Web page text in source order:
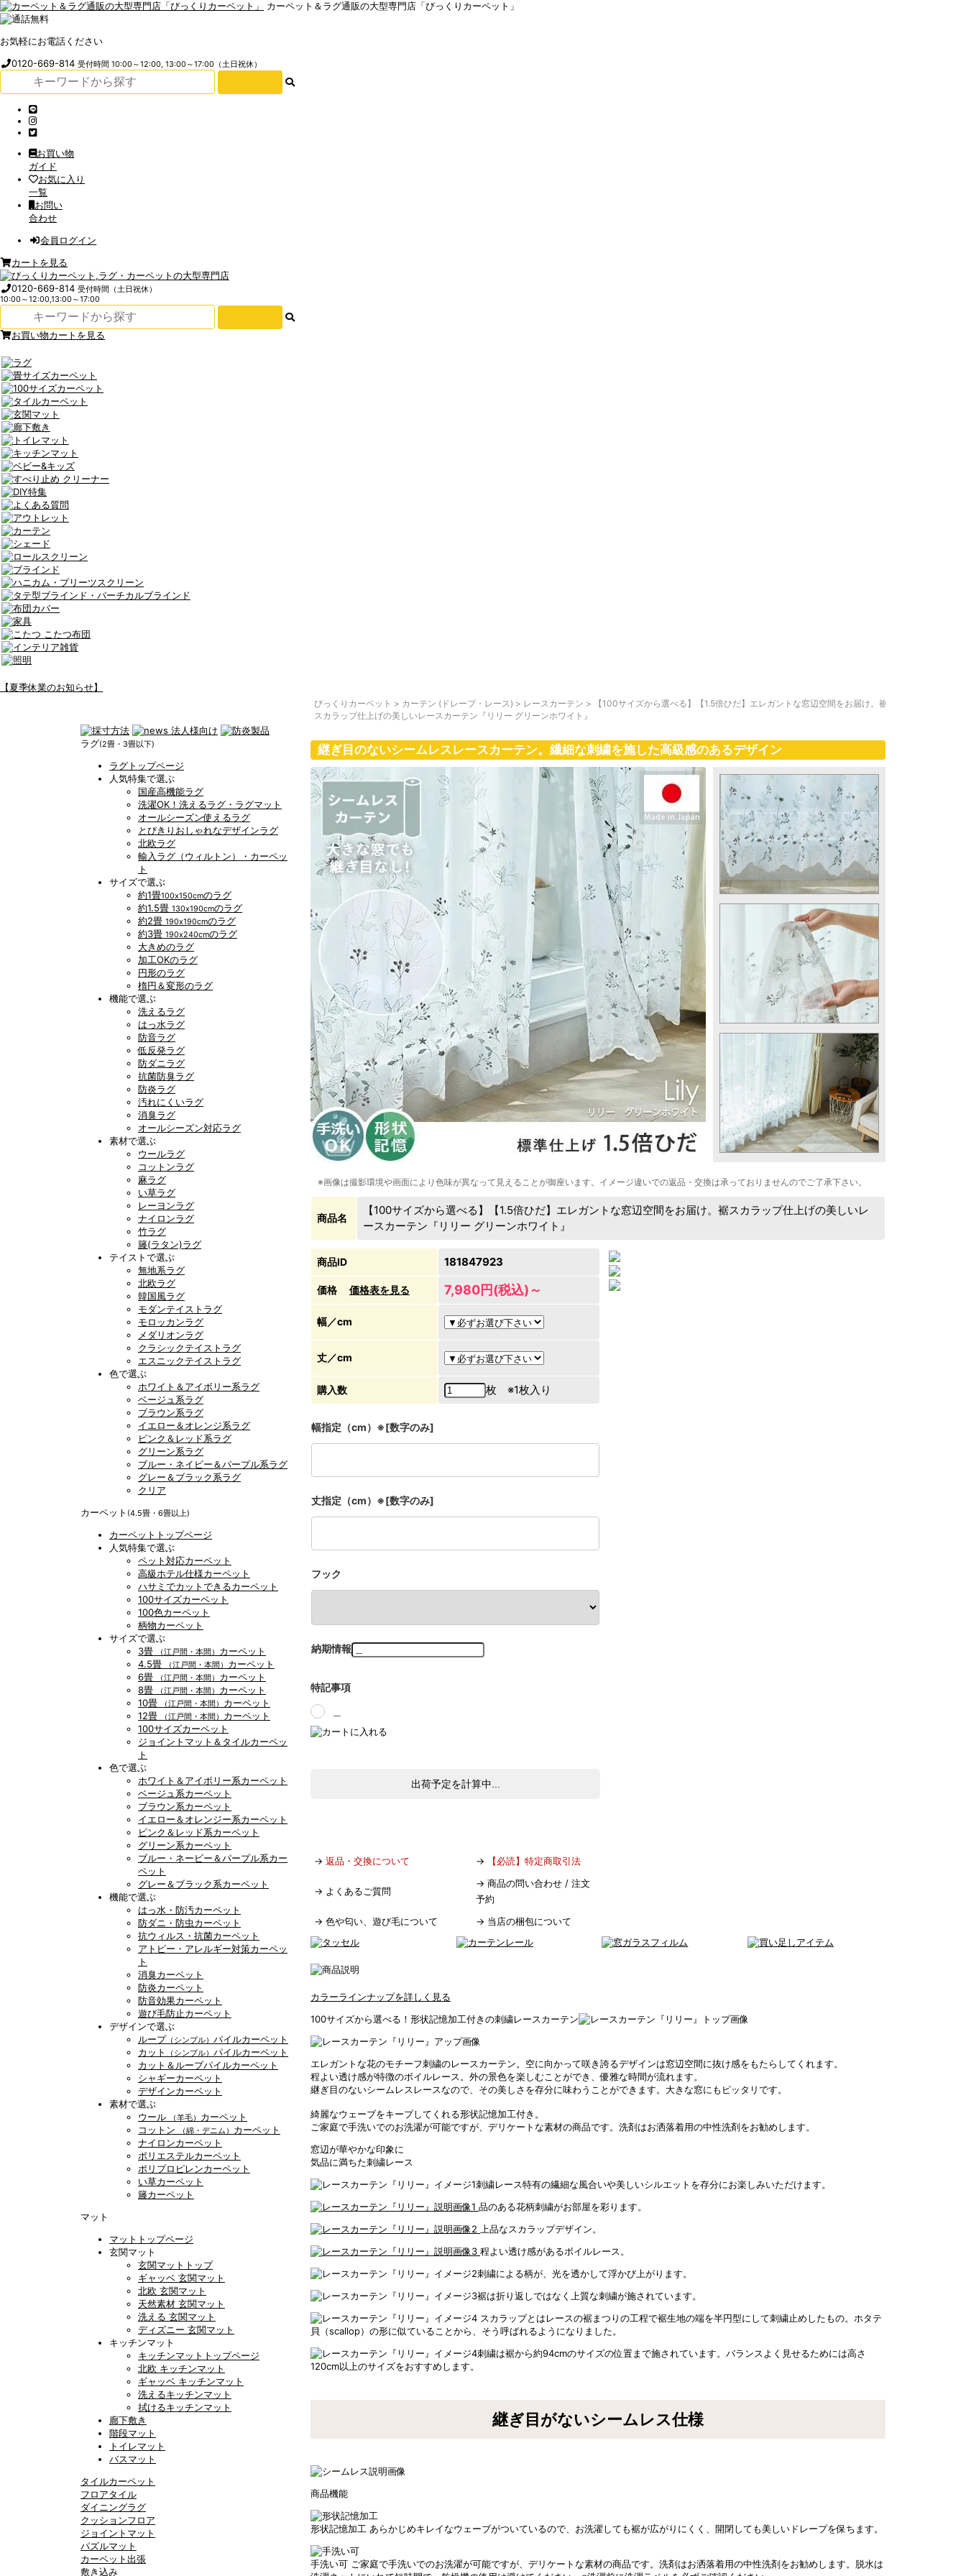
カーペット＆ラグ通販の大型専門店「びっくりカーペット」
お気軽にお電話ください
0120-669-814受付時間 10:00～12:00, 13:00～17:00（土日祝休）
お買い物
ガイド
お気に入り
一覧
お問い
合わせ
会員ログイン
カートを見る
0120-669-814受付時間（土日祝休）
10:00～12:00,13:00～17:00
お買い物カートを見る
【夏季休業のお知らせ】
ラグ(2畳・3畳以下)
ラグトップページ
人気特集で選ぶ
国産高機能ラグ
洗濯OK！洗えるラグ・ラグマット
オールシーズン使えるラグ
とびきりおしゃれなデザインラグ
北欧ラグ
輸入ラグ（ウィルトン）・カーペッ
ト
サイズで選ぶ
約1畳100x150cmのラグ
約1.5畳 130x190cmのラグ
約2畳 190x190cmのラグ
約3畳 190x240cmのラグ
大きめのラグ
加工OKのラグ
円形のラグ
楕円＆変形のラグ
機能で選ぶ
洗えるラグ
はっ水ラグ
防音ラグ
低反発ラグ
防ダニラグ
抗菌防臭ラグ
防炎ラグ
汚れにくいラグ
消臭ラグ
オールシーズン対応ラグ
素材で選ぶ
ウールラグ
コットンラグ
麻ラグ
い草ラグ
レーヨンラグ
ナイロンラグ
竹ラグ
籐(ラタン)ラグ
テイストで選ぶ
無地系ラグ
北欧ラグ
韓国風ラグ
モダンテイストラグ
モロッカンラグ
メダリオンラグ
クラシックテイストラグ
エスニックテイストラグ
色で選ぶ
ホワイト＆アイボリー系ラグ
ベージュ系ラグ
ブラウン系ラグ
イエロー＆オレンジ系ラグ
ピンク＆レッド系ラグ
グリーン系ラグ
ブルー・ネイビー＆パープル系ラグ
グレー＆ブラック系ラグ
クリア
カーペット (4.5畳・6畳以上)
カーペットトップページ
人気特集で選ぶ
ペット対応カーペット
高級ホテル仕様カーペット
ハサミでカットできるカーペット
100サイズカーペット
100色カーペット
柄物カーペット
サイズで選ぶ
3畳
（江戸間・本間） カーペット
4.5畳
（江戸間・本間） カーペット
6畳
（江戸間・本間） カーペット
8畳
（江戸間・本間） カーペット
10畳
（江戸間・本間） カーペット
12畳
（江戸間・本間） カーペット
100サイズカーペット
ジョイントマット＆タイルカーペッ
ト
色で選ぶ
ホワイト＆アイボリー系カーペット
ベージュ系カーペット
ブラウン系カーペット
イエロー＆オレンジー系カーペット
ピンク＆レッド系カーペット
グリーン系カーペット
ブルー・ネービー＆パープル系カー
ペット
グレー＆ブラック系カーペット
機能で選ぶ
はっ水・防汚カーペット
防ダニ・防虫カーペット
抗ウィルス・抗菌カーペット
アトピー・アレルギー対策カーペッ
ト
消臭カーペット
防炎カーペット
防音効果カーペット
遊び毛防止カーペット
デザインで選ぶ
ループ （シンプル） パイルカーペット
カット
（シンプル） パイルカーペット
カット＆ループパイルカーペット
シャギーカーペット
デザインカーペット
素材で選ぶ
ウール
（羊毛） カーペット
コットン
（綿・デニム） カーペット
ナイロンカーペット
ポリエステルカーペット
ポリプロピレンカーペット
い草カーペット
籐カーペット
マット
マットトップページ
玄関マット
玄関マットトップ
ギャッベ 玄関マット
北欧 玄関マット
天然素材 玄関マット
洗える 玄関マット
ディズニー 玄関マット
キッチンマット
キッチンマットトップページ
北欧 キッチンマット
ギャッベ キッチンマット
洗えるキッチンマット
拭けるキッチンマット
廊下敷き
階段マット
トイレマット
バスマット
タイルカーペット
フロアタイル
ダイニングラグ
クッションフロア
ジョイントマット
パズルマット
カーペット出張
敷き込み
びっくりカーペット > カーテン (ドレープ・レース) > レースカーテン >
【100サイズから選べる】【1.5倍ひだ】エレガントな窓辺空間をお届け。裾
スカラップ仕上げの美しいレースカーテン『リリー グリーンホワイト』
継ぎ目のないシームレスレースカーテン。繊細な刺繍を施した高級感のあるデザイン
※画像は撮影環境や画面により色味が異なって見えることが御座います。イメージ違いでの返品・交換は承っておりませんのでご了承下さい。
商品名
【100サイズから選べる】【1.5倍ひだ】エレガントな窓辺空間をお届け。裾スカラップ仕上げの美しいレ
ースカーテン『リリー グリーンホワイト』
商品ID 181847923
価格 価格表を見る 7,980円(税込)～
幅／cm
丈／cm
購入数 枚 ※1枚入り
幅指定（cm）※[数字のみ]
丈指定（cm）※[数字のみ]
フック
納期情報
特記事項
出荷予定を計算中...
→ 返品・交換について → 【必読】特定商取引法
→ よくあるご質問
→ 商品の問い合わせ / 注文
予約
→ 色や匂い、遊び毛について → 当店の梱包について
カラーラインナップを詳しく見る
100サイズから選べる！形状記憶加工付きの刺繍レースカーテン
エレガントな花のモチーフ刺繍のレースカーテン。空に向かって咲き誇るデザインは窓辺空間に抜け感をもたらしてくれます。
程よい透け感が特徴のボイルレース。外の景色を楽しむことができ、優雅な時間が流れます。
継ぎ目のないシームレスレースなので、その美しさを存分に味わうことができます。大きな窓にもピッタリです。
綺麗なウェーブをキープしてくれる形状記憶加工付き。
ご家庭で手洗いでのお洗濯が可能ですが、デリケートな素材の商品です。洗剤はお洒落着用の中性洗剤をお勧めします。
窓辺が華やかな印象に
気品に満ちた刺繍レース
刺繍レース特有の繊細な風合いや美しいシルエットを存分にお楽しみいただけます。
品のある花柄刺繍がお部屋を彩ります。
上品なスカラップデザイン。
程よい透け感があるボイルレース。
刺繍による柄が、光を透かして浮かび上がります。
裾は折り返しではなく上質な刺繍が施されています。
スカラップとはレースの裾まつりの工程で裾生地の端を半円型にして刺繍止めしたもの。ホタテ
貝（scallop）の形に似ていることから、そう呼ばれるようになりました。
刺繍は裾から約94cmのサイズの位置まで施されています。バランスよく見せるためには高さ
120cm以上のサイズをおすすめします。
継ぎ目がないシームレス仕様
商品機能
形状記憶加工 あらかじめキレイなウェーブがついているので、お洗濯しても裾が広がりにくく、開閉しても美しいドレープを保ちます。
手洗い可 ご家庭で手洗いでのお洗濯が可能ですが、デリケートな素材の商品です。洗剤はお洒落着用の中性洗剤をお勧めします。脱水は